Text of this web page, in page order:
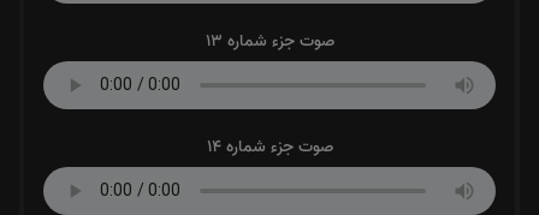
صوت جزء شماره 13
صوت جزء شماره 14